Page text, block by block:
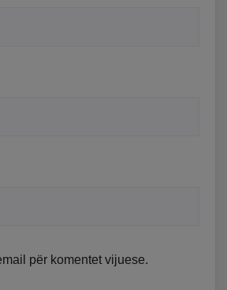
për komentet vijuese.